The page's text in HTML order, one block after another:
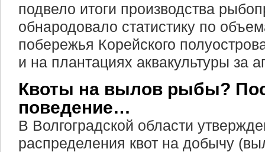
подвело итоги производства
обнародовало статистику по
побережья Корейского
и на плантациях аквакультуры за
Квоты на вылов рыбы?
поведение…
В Волгоградской области
распределения квот на добычу